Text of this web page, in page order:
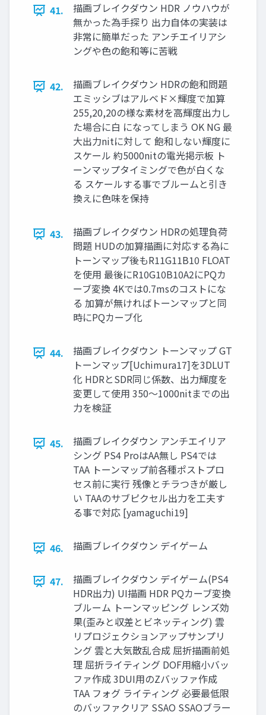
41.
描画ブレイクダウン HDR ノウハウが
無かった為手探り 出力自体の実装は
非常に簡単だった アンチエイリアシ
ングや色の飽和等に苦戦
42.
描画ブレイクダウン HDRの飽和問題
エミッシブはアルベド×輝度で加算
255,20,20の様な素材を高輝度出力し
た場合に白 になってしまう OK NG 最
大出力nitに対して 飽和しない輝度に
スケール 約5000nitの電光掲示板 ト
ーンマップタイミングで色が白くな
る スケールする事でブルームと引き
換えに色味を保持
43.
描画ブレイクダウン HDRの処理負荷
問題 HUDの加算描画に対応する為に
トーンマップ後もR11G11B10 FLOAT
を使用 最後にR10G10B10A2にPQカ
ーブ変換 4Kでは0.7msのコストにな
る 加算が無ければトーンマップと同
時にPQカーブ化
44.
描画ブレイクダウン トーンマップ GT
トーンマップ[Uchimura17]を3DLUT
化 HDRとSDR同じ係数、出力輝度を
変更して使用 350～1000nitまでの出
力を検証
45.
描画ブレイクダウン アンチエイリア
シング PS4 ProはAA無し PS4では
TAA トーンマップ前各種ポストプロ
セス前に実行 残像とチラつきが厳し
い TAAのサブピクセル出力を工夫す
る事で対応 [yamaguchi19]
46. 描画ブレイクダウン デイゲーム
47.
描画ブレイクダウン デイゲーム(PS4
HDR出力) UI描画 HDR PQカーブ変換
ブルーム トーンマッピング レンズ効
果(歪みと収差とビネッティング) 雲
リプロジェクションアップサンプリ
ング 雲と大気散乱合成 屈折描画前処
理 屈折ライティング DOF用縮小バッ
ファ作成 3DUI用のZバッファ作成
TAA フォグ ライティング 必要最低限
のバッファクリア SSAO SSAOブラー